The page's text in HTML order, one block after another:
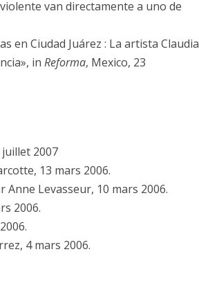
van directamente a uno de
en Ciudad Juárez : La artista Claudia
in Reforma, Mexico, 23
2007
13 mars 2006.
Levasseur, 10 mars 2006.
2006.
4 mars 2006.